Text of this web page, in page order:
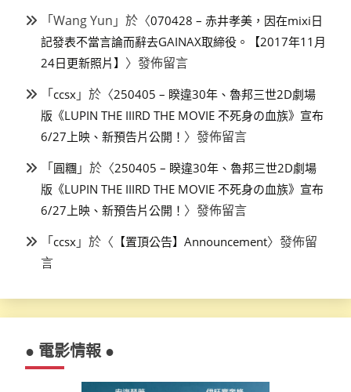
「Wang Yun 」於〈070428 – 赤井孝美，因在mixi日
記發表不當言論而辭去GAINAX取締役。【2017年11月
24日更新照片】 〉發佈留言
「ccsx 」於〈250405 – 睽違30年、魯邦三世2D劇場
版《LUPIN THE IIIRD THE MOVIE 不死身の血族》宣布
6/27上映、新預告片公開！ 〉發佈留言
「圓糰 」於〈250405 – 睽違30年、魯邦三世2D劇場
版《LUPIN THE IIIRD THE MOVIE 不死身の血族》宣布
6/27上映、新預告片公開！ 〉發佈留言
「ccsx 」於〈 【置頂公告】Announcement〉發佈留
言
● 電影情報 ●